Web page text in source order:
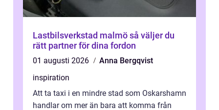
Lastbilsverkstad malmö så väljer du
rätt partner för dina fordon
01 augusti 2026
Anna Bergqvist
inspiration
Att ta taxi i en mindre stad som Oskarshamn
handlar om mer än bara att komma från